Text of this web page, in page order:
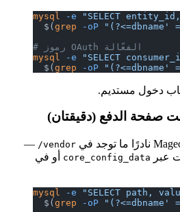
mysql -e
"SELECT
  $(
grep -oP
# رموز OAuth الفعّالة
mysql
-e
"SELECT
  $(
grep -oP
دخول مستديم.
vendor/
—
عبر core_config_dataأو في
mysql -e
"SELECT path,
  $(
grep -oP